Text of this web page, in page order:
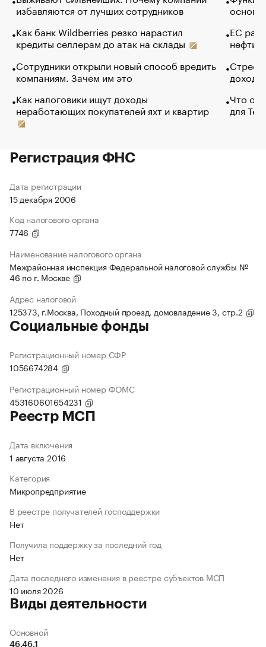
избавляются от лучших сотрудников
Как банк Wildberries резко нарастил
кредиты селлерам до атак на склады
Сотрудники открыли новый способ вредить
компаниям. Зачем им это
Как налоговики ищут доходы
неработающих покупателей яхт и квартир
основ
ЕС
нефти
Что
для
Регистрация ФНС
Дата регистрации
15 декабря 2006
Код налогового органа
7746
Наименование налогового органа
Межрайонная инспекция Федеральной налоговой службы №
46 по г. Москве
Адрес налоговой
125373, г.Москва, Походный проезд, домовладение 3, стр.2
Социальные фонды
Регистрационный номер СФР
1056674284
Регистрационный номер ФОМС
453160601654231
Реестр МСП
Дата включения
1 августа 2016
Категория
Микропредприятие
В реестре получателей господдержки
Нет
Получила поддержку за последний год
Нет
Дата последнего изменения в реестре субъектов МСП
10 июля 2026
Виды деятельности
Основной
46.46.1